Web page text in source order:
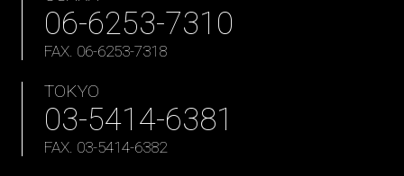
06-6253-7310
FAX. 06-6253-7318
TOKYO
03-5414-6381
FAX. 03-5414-6382